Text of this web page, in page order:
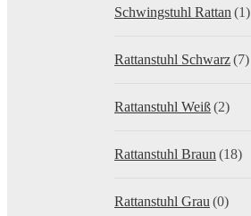
Schwingstuhl Rattan (1)
Rattanstuhl Schwarz(7)
Rattanstuhl Weiß(2)
Rattanstuhl Braun (18)
Rattanstuhl Grau (0)